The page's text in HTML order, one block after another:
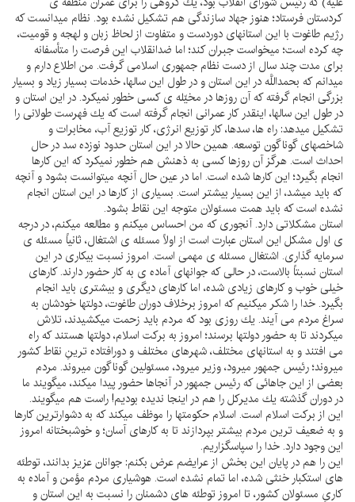
كردستان فرستاد؛ هنوز جهاد سازندگى هم تشكيل نشده بود. نظام ميدانست كه
رژيم طاغوت با اين استانهاى دوردست و متفاوت از لحاظ زبان و لهجه و قوميت،
چه كرده است؛ ميخواست جبران كند؛ اما ضدانقلاب اين فرصت را متأسفانه
براى مدت چند سال از دست نظام جمهورى اسلامى گرفت. من اطلاع دارم و
ميدانم كه بحمداللَّه در اين استان و در طول اين سالها، خدمات بسيار زياد و بسيار
بزرگى انجام گرفته كه آن روزها در مخيّله ى كسى خطور نميكرد. در اين استان و
در طول اين سالها، اينقدر كار عمرانى انجام گرفته است كه يك فهرست طولانى را
تشكيل ميدهد: راه ها، سدها، كار توزيع انرژى، كار توزيع آب، مخابرات و
شاخصهاى گوناگون توسعه. همين حالا در اين استان حدود نوزده سد در حال
احداث است. هرگز آن روزها كسى به ذهنش هم خطور نميكرد كه اين كارها
انجام بگيرد؛ اين كارها شده است. اما در عين حال آنچه ميتوانست بشود و آنچه
كه بايد ميشد، از اين بسيار بيشتر است. بسيارى از كارها در اين استان انجام
نشده است كه بايد همت مسئولان متوجه اين نقاط بشود.
استان مشكلاتى دارد. آنجورى كه من احساس ميكنم و مطالعه ميكنم، در درجه
ى اول مشكل اين استان عبارت است از اولاً مسئله ى اشتغال، ثانياً مسئله ى
سرمايه گذارى. اشتغال مسئله ى مهمى است. امروز نسبت بيكارى در اين
استان نسبتاً بالاست، در حالى كه جوانهاى آماده ى به كار حضور دارند. كارهاى
خيلى خوب و كارهاى زيادى شده، اما كارهاى ديگرى و بيشترى بايد انجام
بگيرد. خدا را شكر ميكنيم كه امروز برخلاف دوران طاغوت، دولتها خودشان به
سراغ مردم مى آيند. يك روزى بود كه مردم بايد زحمت ميكشيدند، تلاش
ميكردند تا به حضور دولتها برسند؛ امروز به بركت اسلام، دولتها هستند كه راه
مى افتند و به استانهاى مختلف، شهرهاى مختلف و دورافتاده ترينِ نقاط كشور
ميروند؛ رئيس جمهور ميرود، وزير ميرود، مسئولين گوناگون ميروند. مردم
بعضى از اين جاهائى كه رئيس جمهور در آنجاها حضور پيدا ميكند، ميگويند ما
در دوران گذشته يك مديركل را هم در اينجا نديده بوديم! راست هم ميگويند.
اين از بركت اسلام است. اسلام حكومتها را موظف ميكند كه به دشوارترين كارها
و به ضعيف ترين مردم بيشتر بپردازند تا به كارهاى آسان؛ و خوشبختانه امروز
اين وجود دارد. خدا را سپاسگزاريم.
اين را هم در پايان اين بخش از عرايضم عرض بكنم: جوانان عزيز بدانند، توطئه
هاى استكبار خنثى شده، اما تمام نشده است. هوشيارى مردم مؤمن و آماده به
كارىِ مسئولان كشور، تا امروز توطئه هاى دشمنان را نسبت به اين استان و